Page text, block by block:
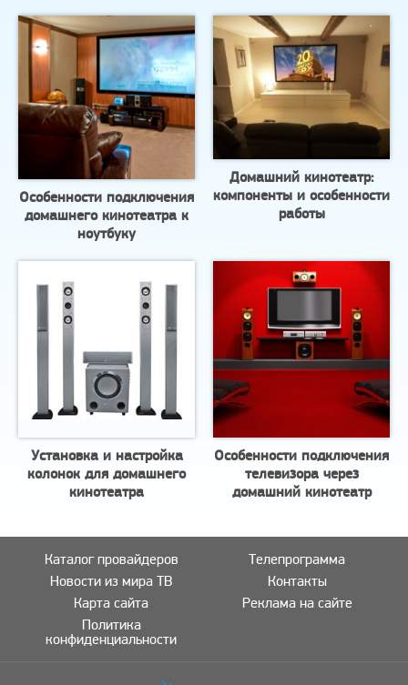
Особенности подключения
домашнего кинотеатра к
ноутбуку
Домашний кинотеатр:
компоненты и особенности
работы
Установка и настройка
колонок для домашнего
кинотеатра
Особенности подключения
телевизора через
домашний кинотеатр
Каталог провайдеров
Телепрограмма
Новости из мира ТВ
Контакты
Карта сайта
Реклама на сайте
Политика
конфиденциальности